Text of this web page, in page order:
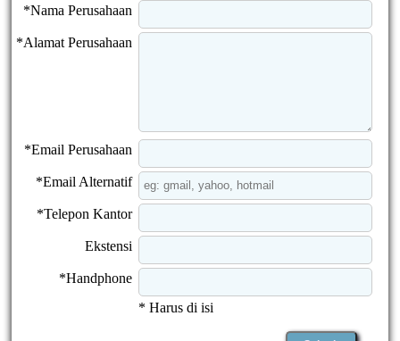
*Nama Perusahaan
*Alamat Perusahaan
*Email Perusahaan
*Email Alternatif
*Telepon Kantor
Ekstensi
*Handphone
* Harus di isi